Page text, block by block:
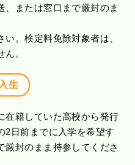
、または窓口まで厳封のま
。検定料免除対象者は、
。
生
在籍していた高校から発行
2日前までに入学を希望す
厳封のまま持参してくださ